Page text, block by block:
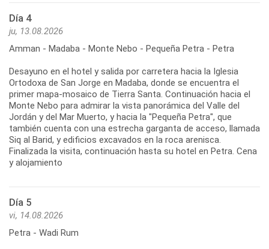
Día 4
ju, 13.08.2026
Amman - Madaba - Monte Nebo - Pequeña Petra - Petra
Desayuno en el hotel y salida por carretera hacia la Iglesia
Ortodoxa de San Jorge en Madaba, donde se encuentra el
primer mapa-mosaico de Tierra Santa. Continuación hacia el
Monte Nebo para admirar la vista panorámica del Valle del
Jordán y del Mar Muerto, y hacia la "Pequeña Petra", que
también cuenta con una estrecha garganta de acceso, llamada
Siq al Barid, y edificios excavados en la roca arenisca.
Finalizada la visita, continuación hasta su hotel en Petra. Cena
y alojamiento
Día 5
vi, 14.08.2026
Petra - Wadi Rum